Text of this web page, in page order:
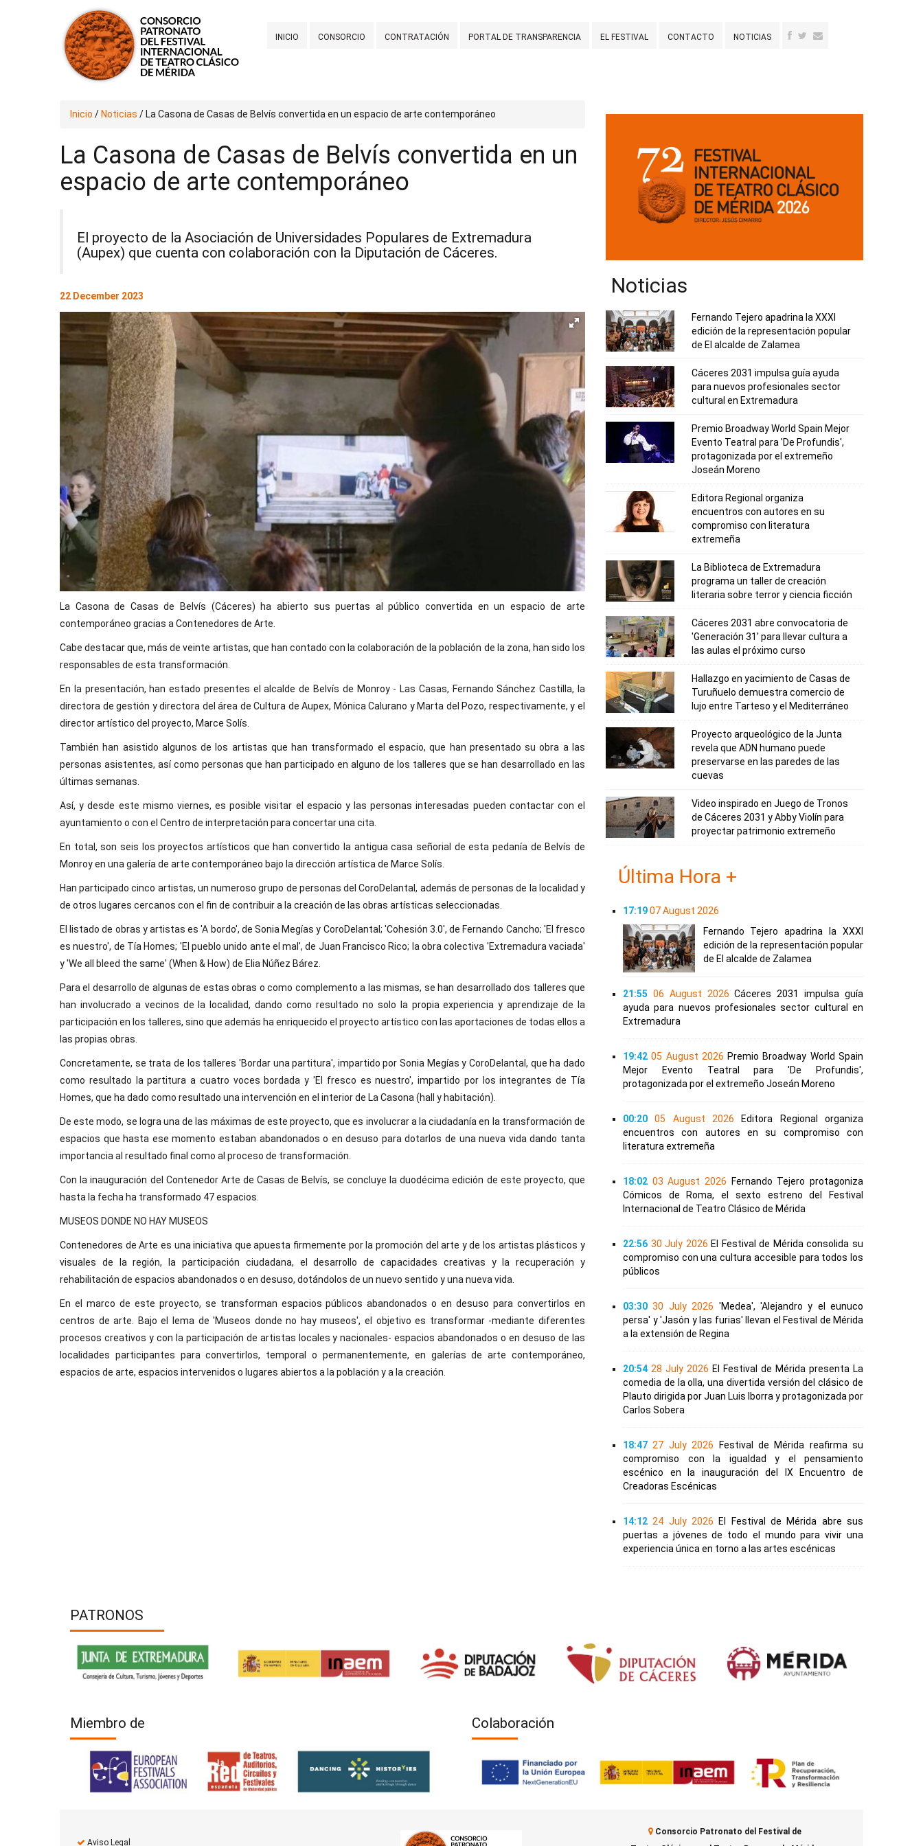
INICIO CONSORCIO CONTRATACIÓN PORTAL DE TRANSPARENCIA EL FESTIVAL CONTACTO NOTICIAS
Inicio / Noticias / La Casona de Casas de Belvís convertida en un espacio de arte contemporáneo
La Casona de Casas de Belvís convertida en un
espacio de arte contemporáneo
El proyecto de la Asociación de Universidades Populares de Extremadura
(Aupex) que cuenta con colaboración con la Diputación de Cáceres.
22 December 2023
La Casona de Casas de Belvís (Cáceres) ha abierto sus puertas al público convertida en un espacio de arte
contemporáneo gracias a Contenedores de Arte.
Cabe destacar que, más de veinte artistas, que han contado con la colaboración de la población de la zona, han sido los
responsables de esta transformación.
En la presentación, han estado presentes el alcalde de Belvís de Monroy - Las Casas, Fernando Sánchez Castilla, la
directora de gestión y directora del área de Cultura de Aupex, Mónica Calurano y Marta del Pozo, respectivamente, y el
director artístico del proyecto, Marce Solís.
También han asistido algunos de los artistas que han transformado el espacio, que han presentado su obra a las
personas asistentes, así como personas que han participado en alguno de los talleres que se han desarrollado en las
últimas semanas.
Así, y desde este mismo viernes, es posible visitar el espacio y las personas interesadas pueden contactar con el
ayuntamiento o con el Centro de interpretación para concertar una cita.
En total, son seis los proyectos artísticos que han convertido la antigua casa señorial de esta pedanía de Belvís de
Monroy en una galería de arte contemporáneo bajo la dirección artística de Marce Solís.
Han participado cinco artistas, un numeroso grupo de personas del CoroDelantal, además de personas de la localidad y
de otros lugares cercanos con el fin de contribuir a la creación de las obras artísticas seleccionadas.
El listado de obras y artistas es 'A bordo', de Sonia Megías y CoroDelantal; 'Cohesión 3.0', de Fernando Cancho; 'El fresco
es nuestro', de Tía Homes; 'El pueblo unido ante el mal', de Juan Francisco Rico; la obra colectiva 'Extremadura vaciada'
y 'We all bleed the same' (When & How) de Elia Núñez Bárez.
Para el desarrollo de algunas de estas obras o como complemento a las mismas, se han desarrollado dos talleres que
han involucrado a vecinos de la localidad, dando como resultado no solo la propia experiencia y aprendizaje de la
participación en los talleres, sino que además ha enriquecido el proyecto artístico con las aportaciones de todas ellos a
las propias obras.
Concretamente, se trata de los talleres 'Bordar una partitura', impartido por Sonia Megías y CoroDelantal, que ha dado
como resultado la partitura a cuatro voces bordada y 'El fresco es nuestro', impartido por los integrantes de Tía
Homes, que ha dado como resultado una intervención en el interior de La Casona (hall y habitación).
De este modo, se logra una de las máximas de este proyecto, que es involucrar a la ciudadanía en la transformación de
espacios que hasta ese momento estaban abandonados o en desuso para dotarlos de una nueva vida dando tanta
importancia al resultado final como al proceso de transformación.
Con la inauguración del Contenedor Arte de Casas de Belvís, se concluye la duodécima edición de este proyecto, que
hasta la fecha ha transformado 47 espacios.
MUSEOS DONDE NO HAY MUSEOS
Contenedores de Arte es una iniciativa que apuesta firmemente por la promoción del arte y de los artistas plásticos y
visuales de la región, la participación ciudadana, el desarrollo de capacidades creativas y la recuperación y
rehabilitación de espacios abandonados o en desuso, dotándolos de un nuevo sentido y una nueva vida.
En el marco de este proyecto, se transforman espacios públicos abandonados o en desuso para convertirlos en
centros de arte. Bajo el lema de 'Museos donde no hay museos', el objetivo es transformar -mediante diferentes
procesos creativos y con la participación de artistas locales y nacionales- espacios abandonados o en desuso de las
localidades participantes para convertirlos, temporal o permanentemente, en galerías de arte contemporáneo,
espacios de arte, espacios intervenidos o lugares abiertos a la población y a la creación.
Noticias
Fernando Tejero apadrina la XXXI
edición de la representación popular
de El alcalde de Zalamea
Cáceres 2031 impulsa guía ayuda
para nuevos profesionales sector
cultural en Extremadura
Premio Broadway World Spain Mejor
Evento Teatral para 'De Profundis',
protagonizada por el extremeño
Joseán Moreno
Editora Regional organiza
encuentros con autores en su
compromiso con literatura
extremeña
La Biblioteca de Extremadura
programa un taller de creación
literaria sobre terror y ciencia ficción
Cáceres 2031 abre convocatoria de
'Generación 31' para llevar cultura a
las aulas el próximo curso
Hallazgo en yacimiento de Casas de
Turuñuelo demuestra comercio de
lujo entre Tarteso y el Mediterráneo
Proyecto arqueológico de la Junta
revela que ADN humano puede
preservarse en las paredes de las
cuevas
Video inspirado en Juego de Tronos
de Cáceres 2031 y Abby Violín para
proyectar patrimonio extremeño
Última Hora +
17:1907 August 2026
Fernando Tejero apadrina la XXXI
edición de la representación popular
de El alcalde de Zalamea
21:55 06 August 2026 Cáceres 2031 impulsa guía
ayuda para nuevos profesionales sector cultural en
Extremadura
19:42 05 August 2026 Premio Broadway World Spain
Mejor Evento Teatral para 'De Profundis',
protagonizada por el extremeño Joseán Moreno
00:20 05 August 2026
Editora Regional organiza
encuentros con autores en su compromiso con
literatura extremeña
18:02 03 August 2026
Fernando Tejero protagoniza
Cómicos de Roma, el sexto estreno del Festival
Internacional de Teatro Clásico de Mérida
22:56 30 July 2026 El Festival de Mérida consolida su
compromiso con una cultura accesible para todos los
públicos
03:30 30 July 2026 'Medea', 'Alejandro y el eunuco
persa' y 'Jasón y las furias' llevan el Festival de Mérida
a la extensión de Regina
20:54 28 July 2026 El Festival de Mérida presenta La
comedia de la olla, una divertida versión del clásico de
Plauto dirigida por Juan Luis Iborra y protagonizada por
Carlos Sobera
18:47 27 July 2026
Festival de Mérida reafirma su
compromiso con la igualdad y el pensamiento
escénico en la inauguración del IX Encuentro de
Creadoras Escénicas
14:12 24 July 2026
El Festival de Mérida abre sus
puertas a jóvenes de todo el mundo para vivir una
experiencia única en torno a las artes escénicas
PATRONOS
Miembro de Colaboración
Aviso Legal
Consorcio Patronato del Festival de